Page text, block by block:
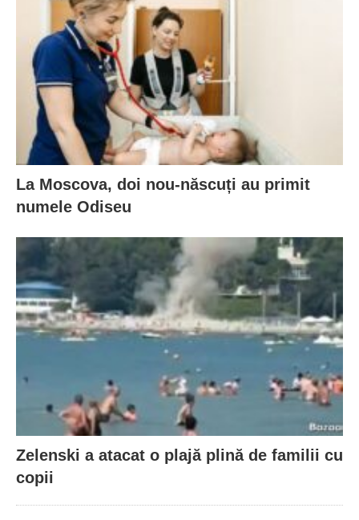
La Moscova, doi nou-născuți au primit
numele Odiseu
Zelenski a atacat o plajă plină de familii cu
copii